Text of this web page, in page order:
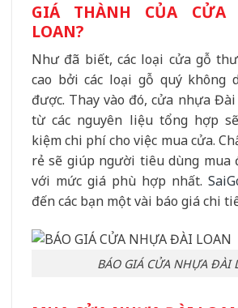
GIÁ THÀNH CỦA
LOAN?
Như đã biết, các loại cửa gỗ
cao bởi các loại gỗ quý không
được. Thay vào đó, cửa nhựa
từ các nguyên liệu tổng hợp
kiệm chi phí cho việc mua cửa.
rẻ sẽ giúp người tiêu dùng mua
với mức giá phù hợp nhất.
đến các bạn một vài báo giá chi
BÁO GIÁ CỬA NHỰA ĐÀI